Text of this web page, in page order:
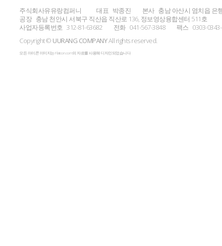
주식회사유유랑컴퍼니 대표 박종진 본사 충남 아산시 염치읍 은
공장 충남 천안시 서북구 직산읍 직산로 136, 정보영상융합센터 511호
사업자등록번호 312-81-63682 전화 041-567-3848 팩스 0303-
Copyright © UURANG COMPANYAll rights reserved.
모든 아이콘 이미지는 Flaticon.com의 자료를 사용해 디자인되었습니다